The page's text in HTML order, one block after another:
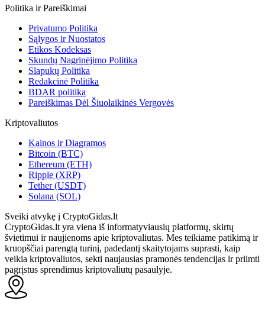
Politika ir Pareiškimai
Privatumo Politika
Sąlygos ir Nuostatos
Etikos Kodeksas
Skundų Nagrinėjimo Politika
Slapukų Politika
Redakcinė Politika
BDAR politika
Pareiškimas Dėl Šiuolaikinės Vergovės
Kriptovaliutos
Kainos ir Diagramos
Bitcoin (BTC)
Ethereum (ETH)
Ripple (XRP)
Tether (USDT)
Solana (SOL)
Sveiki atvykę į CryptoGidas.lt
CryptoGidas.lt yra viena iš informatyviausių platformų, skirtų
švietimui ir naujienoms apie kriptovaliutas. Mes teikiame patikimą ir
kruopščiai parengtą turinį, padedantį skaitytojams suprasti, kaip
veikia kriptovaliutos, sekti naujausias pramonės tendencijas ir priimti
pagrįstus sprendimus kriptovaliutų pasaulyje.